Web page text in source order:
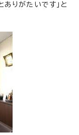
りがたいです」と